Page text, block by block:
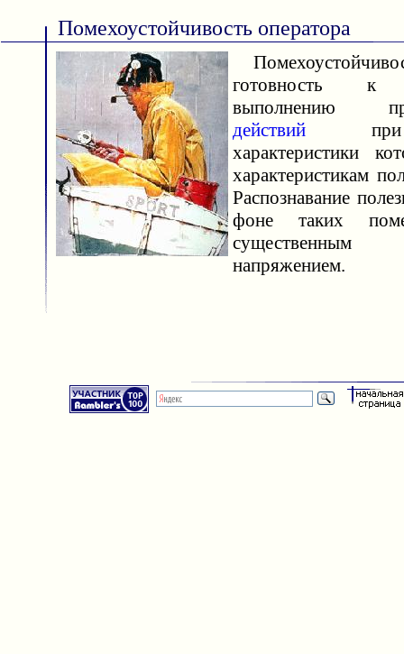
Помехоустойчивость оператора
готовность к
выполнению
действий при
характеристики
характеристикам
Распознавание
фоне таких
напряжением.